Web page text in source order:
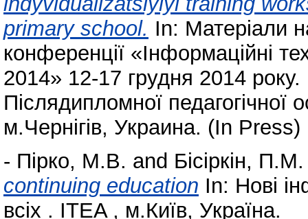
primary school. In: Матеріали
конференції «Інформаційні
2014» 12-17 грудня 2014 року.
Післядипломної педагогічної
м.Чернігів, Украина. (In Press)
- Пірко, М.В. and Бісіркін, П.М.
continuing education In: Нові
всіх . ITEA , м.Київ, Україна.